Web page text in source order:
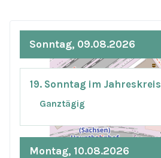
Sonntag, 09.08.2026
19. Sonntag im Jahreskreis
Ganztägig
Montag, 10.08.2026